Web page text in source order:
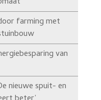
farming met
van
nieuwe spuit- en